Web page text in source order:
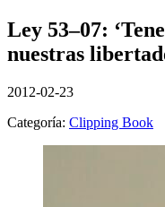
Ley 53–07:
nuestras
2012-02-23
Categoría: Clipping Book